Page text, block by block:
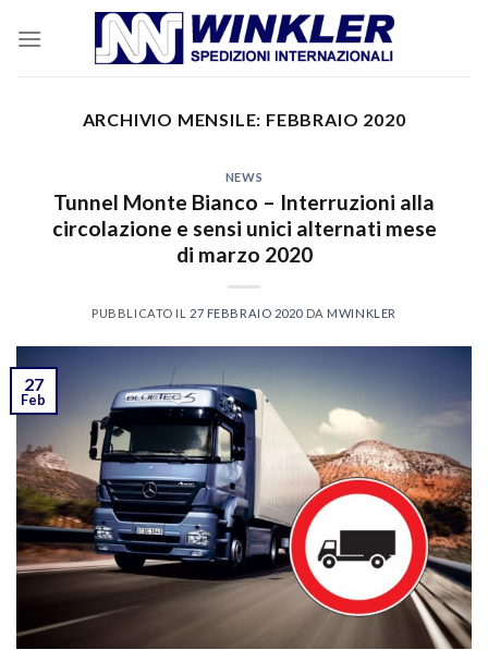
ARCHIVIO MENSILE: FEBBRAIO 2020
NEWS
Tunnel Monte Bianco – Interruzioni alla
circolazione e sensi unici alternati mese
di marzo 2020
PUBBLICATO IL 27 FEBBRAIO 2020 DA MWINKLER
27
Feb